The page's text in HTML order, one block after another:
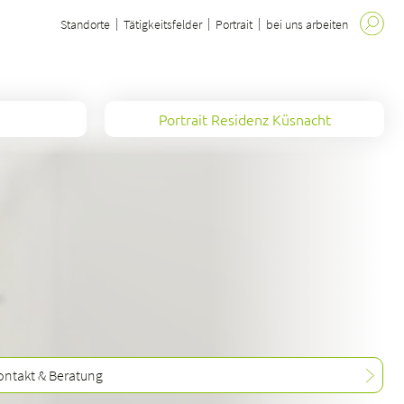
Standorte Tätigkeitsfelder Portrait bei uns arbeiten
Portrait Residenz Küsnacht
& Beratung